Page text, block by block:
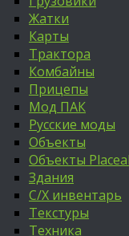
Жатки
Карты
Трактора
Комбайны
Прицепы
Мод ПАК
Русские моды
Объекты
Объекты
Здания
С/Х инвентарь
Текстуры
Техника